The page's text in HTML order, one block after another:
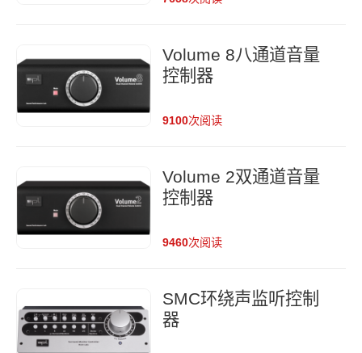
Volume 8八通道音量
控制器
9100次阅读
Volume 2双通道音量
控制器
9460次阅读
SMC环绕声监听控制
器